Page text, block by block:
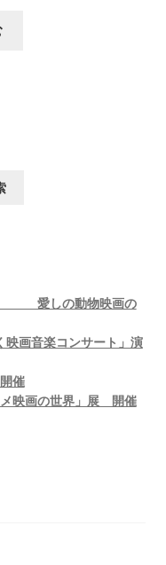
愛しの動物映画の
画音楽コンサート」演
催
映画の世界」展 開催